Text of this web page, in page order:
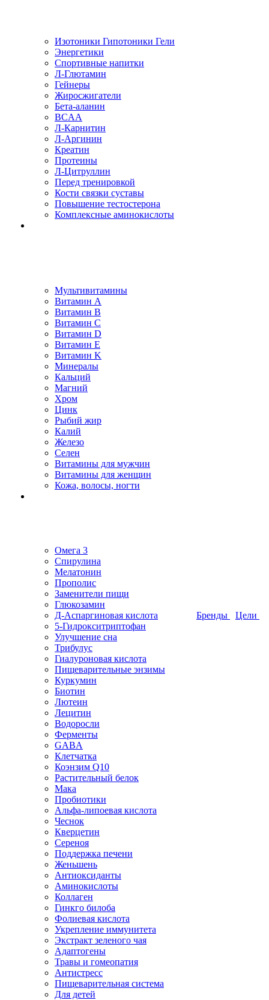
Изотоники Гипотоники Гели
Энергетики
Спортивные напитки
Л-Глютамин
Гейнеры
Жиросжигатели
Бета-аланин
BCAA
Л-Карнитин
Л-Аргинин
Креатин
Протеины
Л-Цитруллин
Перед тренировкой
Кости связки суставы
Повышение тестостерона
Комплексные аминокислоты
Мультивитамины
Витамин A
Витамин B
Витамин C
Витамин D
Витамин E
Витамин K
Минералы
Кальций
Магний
Хром
Цинк
Рыбий жир
Калий
Железо
Селен
Витамины для мужчин
Витамины для женщин
Кожа, волосы, ногти
Омега 3
Спирулина
Мелатонин
Прополис
Заменители пищи
Глюкозамин
Д-Аспаргиновая кислота
5-Гидрокситриптофан
Улучшение сна
Трибулус
Гиалуроновая кислота
Пищеварительные энзимы
Куркумин
Биотин
Лютеин
Лецитин
Водоросли
Ферменты
GABA
Клетчатка
Коэнзим Q10
Растительный белок
Мака
Пробиотики
Альфа-липоевая кислота
Чеснок
Кверцетин
Сереноя
Поддержка печени
Женьшень
Антиоксиданты
Аминокислоты
Коллаген
Гинкго билоба
Фолиевая кислота
Укрепление иммунитета
Экстракт зеленого чая
Адаптогены
Травы и гомеопатия
Антистресс
Пищеварительная система
Для детей
Бренды Цели